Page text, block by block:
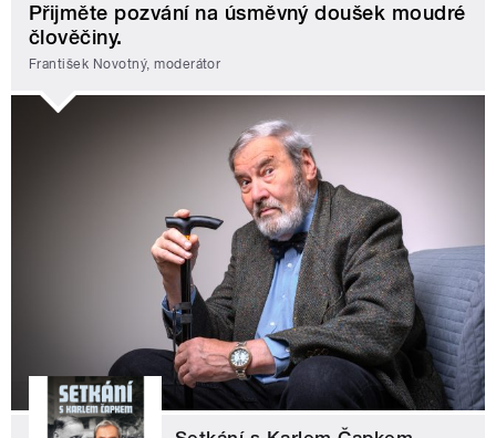
Přijměte pozvání na úsměvný doušek moudré
člověčiny.
František Novotný, moderátor